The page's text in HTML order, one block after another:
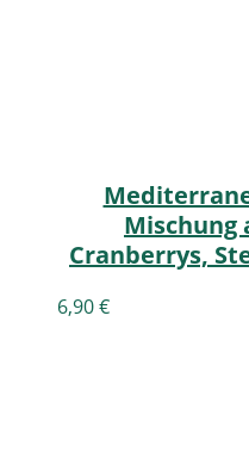
Mischung
Cranberrys,
6,90€